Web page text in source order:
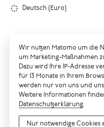
Deutsch (Euro)
Wir nutzen Matomo um die
um Marketing-Maßnahmen
Dazu wird Ihre IP-Adresse
für 13 Monate in Ihrem
werden nur von uns und
Weitere Informationen
Datenschutzerklärung.
Nur notwendige Cookies